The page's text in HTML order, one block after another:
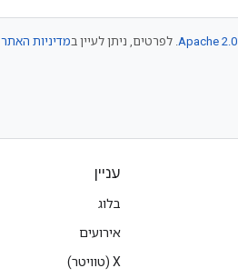
Apache 2.0. לפרטים, ניתן לעיין במדיניות האתר
עניין
בלוג
אירועים
‫X (טוויטר)